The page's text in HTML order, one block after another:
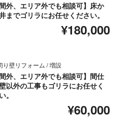
間外、エリア外でも相談可】床か
までゴリラにお任せください。
¥180,000
り壁リフォーム / 増設
間外、エリア外でも相談可】間仕
以外の工事もゴリラにお任せく
。
¥60,000